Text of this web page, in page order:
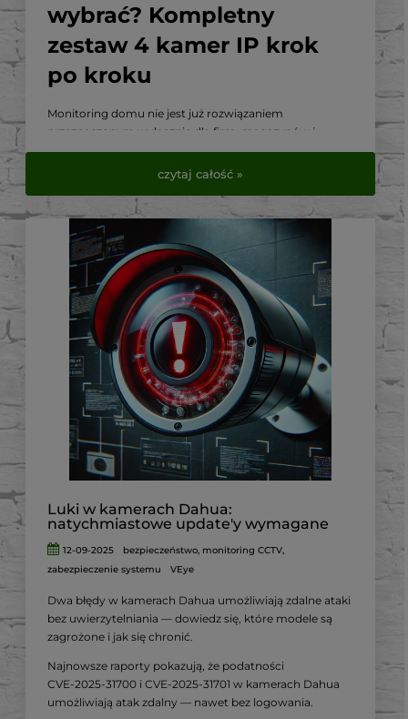
wybrać? Kompletny
zestaw 4 kamer IP krok
po kroku
Monitoring domu nie jest już rozwiązaniem
przeznaczonym wyłącznie dla firm, magazynów i
dużych obiektów. Nowoczesny system kamer IP może
skutecznie zabezpieczać dom, ogród, podjazd, garaż
sytuację wokół budynku z dowolnego miejsca za
pomocą telefonu.
Najczęstszy problem pojawia się jednak podczas
wyboru urządzeń. Sama kamera nie tworzy jeszcze
kompletnego systemu monitoringu. Potrzebne są
również rejestrator, dysk, odpowiednie zasilanie,
przewody oraz akcesoria montażowe.
W tym poradniku pokazujemy, jak dobrać kompletny
zestaw monitoringu składający się z czterech kamer IP.
Osoby, które szukają gotowego rozwiązania, mogą od
razu sprawdzićzestawy do monitoringu dostępne w
VirtualEye.pl.
czytaj całość »
Luki w kamerach Dahua:
natychmiastowe update'y wymagane
12-09-2025 bezpieczeństwo, monitoring CCTV,
zabezpieczenie systemu
VEye
Dwa błędy w kamerach Dahua umożliwiają zdalne ataki
bez uwierzytelniania — dowiedz się, które modele są
zagrożone i jak się chronić.
Najnowsze raporty pokazują, że podatności
CVE‑2025‑31700 i CVE‑2025‑31701 w kamerach Dahua
umożliwiają atak zdalny — nawet bez logowania.